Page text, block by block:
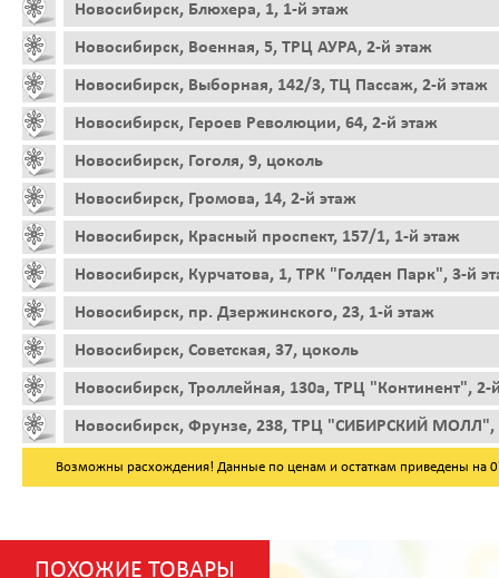
Новосибирск, Блюхера, 1, 1-й этаж
Новосибирск, Военная, 5, ТРЦ АУРА, 2-й этаж
Новосибирск, Выборная, 142/3, ТЦ Пассаж, 2-й этаж
Новосибирск, Героев Революции, 64, 2-й этаж
Новосибирск, Гоголя, 9, цоколь
Новосибирск, Громова, 14, 2-й этаж
Новосибирск, Красный проспект, 157/1, 1-й этаж
Новосибирск, Курчатова, 1, ТРК "Голден Парк", 3-й
Новосибирск, пр. Дзержинского, 23, 1-й этаж
Новосибирск, Советская, 37, цоколь
Новосибирск, Троллейная, 130а, ТРЦ "Континент", 2-
Новосибирск, Фрунзе, 238, ТРЦ "СИБИРСКИЙ МОЛЛ",
Возможны расхождения! Данные по ценам и остаткам приведены на
ПОХОЖИЕ ТОВАРЫ